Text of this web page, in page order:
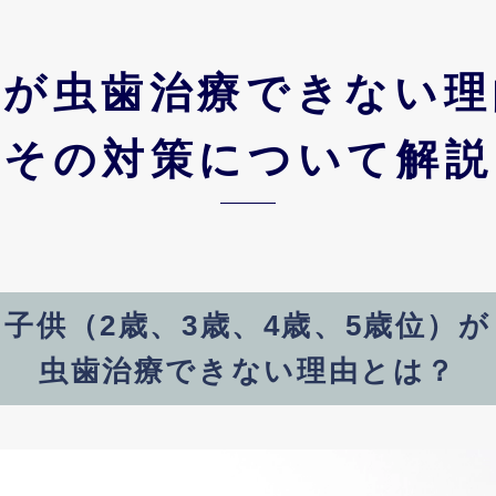
虫歯治療できない
その対策について解説
子供 （2歳、3歳、4歳、5歳位）が
虫歯治療できない理由とは？